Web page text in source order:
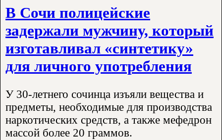
В Сочи полицейские
задержали мужчину, который
изготавливал «синтетику»
для личного употребления
У 30-летнего сочинца изъяли вещества и
предметы, необходимые для производства
наркотических средств, а также мефедрон
массой более 20 граммов.